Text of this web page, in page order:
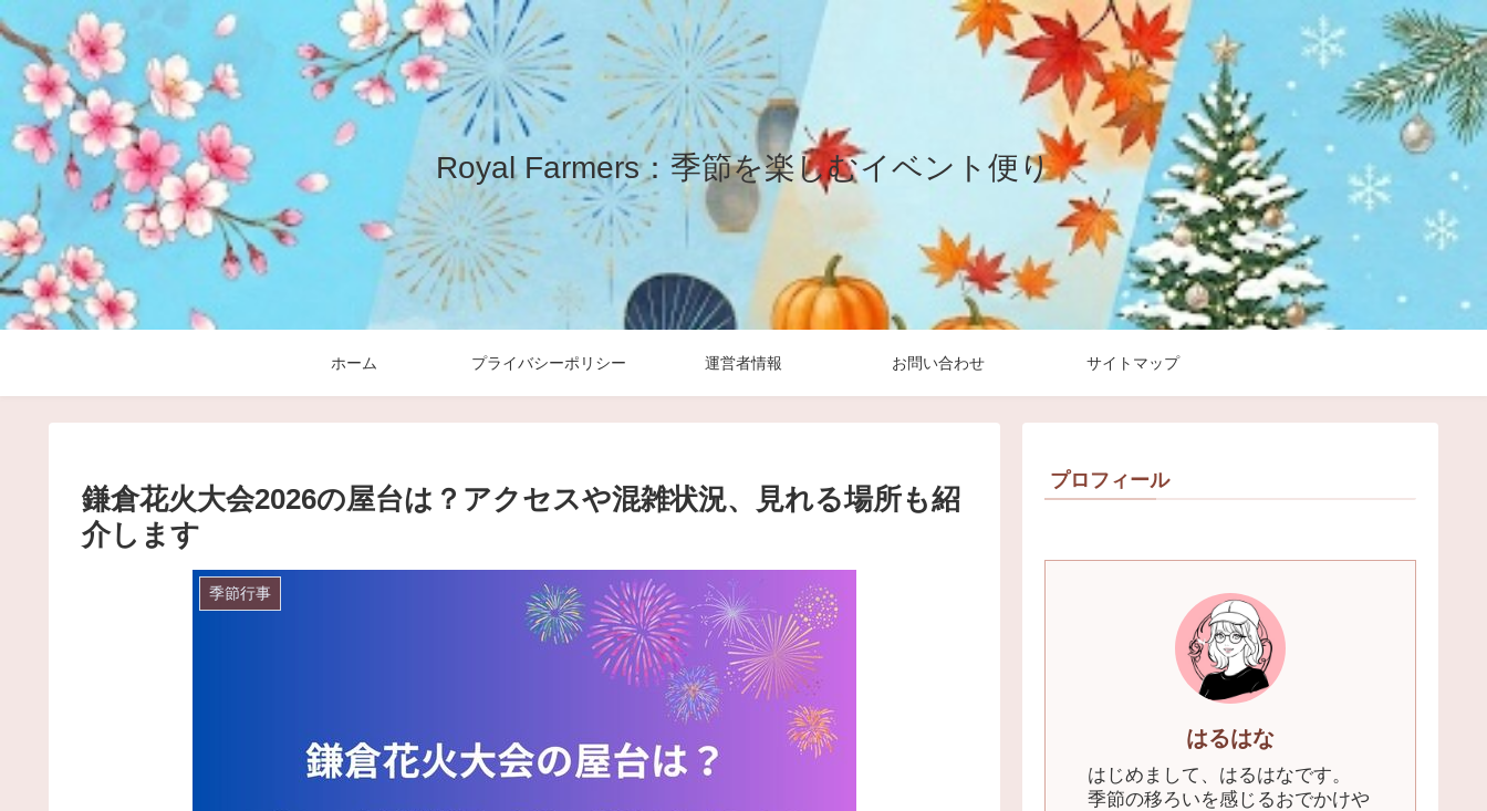
Royal Farmers：季節を楽しむイベント便り
ホーム プライバシーポリシー 運営者情報 お問い合わせ サイトマップ
鎌倉花火大会2026の屋台は？アクセスや混雑状況、見れる場所も紹
介します
季節行事
プロフィール
はるはな
はじめまして、はるはなです。
季節の移ろいを感じるおでかけや